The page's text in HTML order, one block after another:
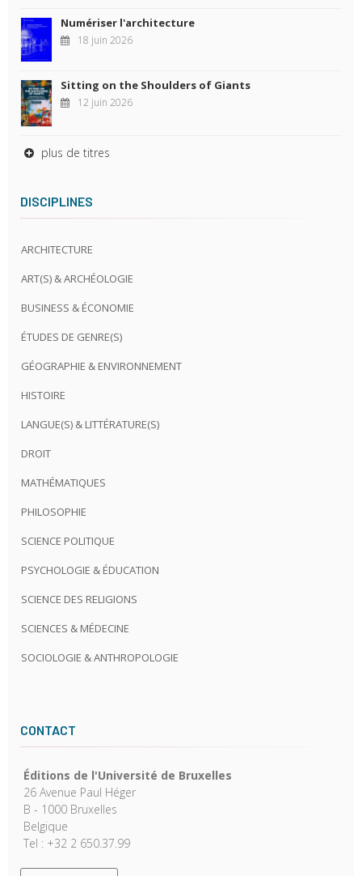
Numériser l'architecture
18 juin 2026
Sitting on the Shoulders of Giants
12 juin 2026
plus de titres
DISCIPLINES
ARCHITECTURE
ART(S) & ARCHÉOLOGIE
BUSINESS & ÉCONOMIE
ÉTUDES DE GENRE(S)
GÉOGRAPHIE & ENVIRONNEMENT
HISTOIRE
LANGUE(S) & LITTÉRATURE(S)
DROIT
MATHÉMATIQUES
PHILOSOPHIE
SCIENCE POLITIQUE
PSYCHOLOGIE & ÉDUCATION
SCIENCE DES RELIGIONS
SCIENCES & MÉDECINE
SOCIOLOGIE & ANTHROPOLOGIE
CONTACT
Éditions de l'Université de Bruxelles
26 Avenue Paul Héger
B - 1000 Bruxelles
Belgique
Tel : +32 2 650.37.99